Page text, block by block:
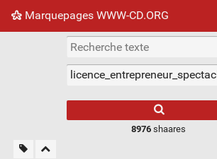
Marquepages WWW-CD.ORG
Nuage de tags Mur d'images
8976 shaares